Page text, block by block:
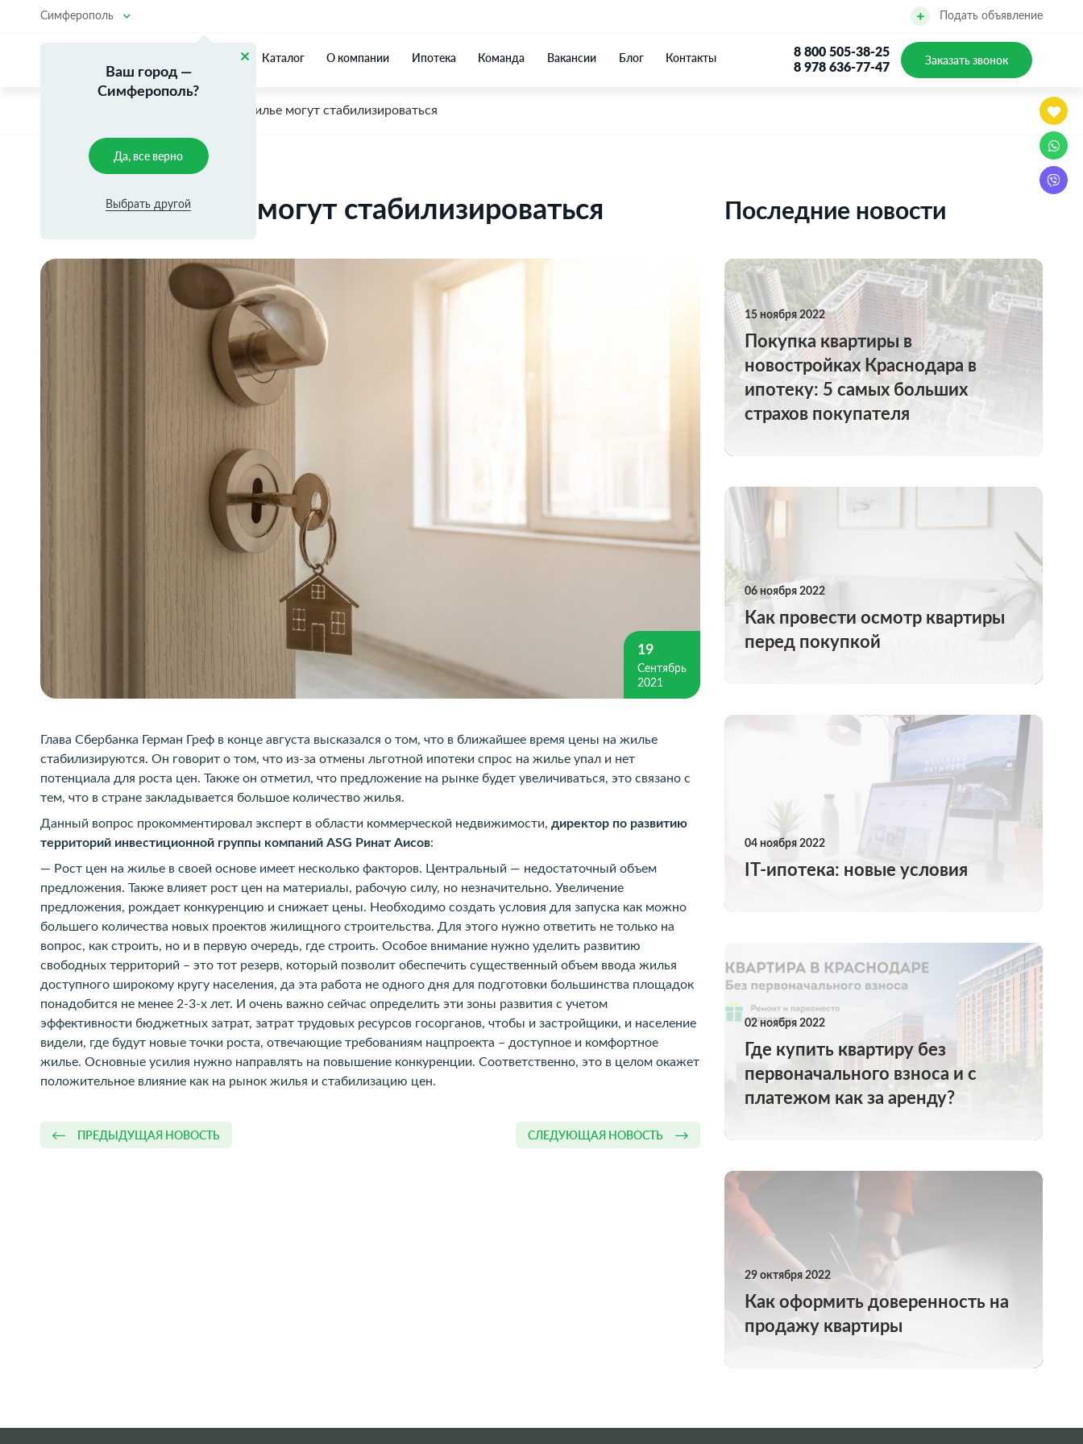
Симферополь
Ваш город —
Симферополь?
Да, все верно
Выбрать другой
Подать объявление
Каталог О компании Ипотека Команда Вакансии Блог Контакты
8 800 505-38-25
8 978 636-77-47
Заказать звонок
Цены на жилье могут стабилизироваться
Цены на жилье могут стабилизироваться
19
Сентябрь
2021
Глава Сбербанка Герман Греф в конце августа высказался о том, что в ближайшее время цены на жилье
стабилизируются. Он говорит о том, что из-за отмены льготной ипотеки спрос на жилье упал и нет
потенциала для роста цен. Также он отметил, что предложение на рынке будет увеличиваться, это связано с
тем, что в стране закладывается большое количество жилья.
Данный вопрос прокомментировал эксперт в области коммерческой недвижимости, директор по развитию
территорий инвестиционной группы компаний ASG Ринат Аисов:
— Рост цен на жилье в своей основе имеет несколько факторов. Центральный — недостаточный объем
предложения. Также влияет рост цен на материалы, рабочую силу, но незначительно. Увеличение
предложения, рождает конкуренцию и снижает цены. Необходимо создать условия для запуска как можно
большего количества новых проектов жилищного строительства. Для этого нужно ответить не только на
вопрос, как строить, но и в первую очередь, где строить. Особое внимание нужно уделить развитию
свободных территорий – это тот резерв, который позволит обеспечить существенный объем ввода жилья
доступного широкому кругу населения, да эта работа не одного дня для подготовки большинства площадок
понадобится не менее 2-3-х лет. И очень важно сейчас определить эти зоны развития с учетом
эффективности бюджетных затрат, затрат трудовых ресурсов госорганов, чтобы и застройщики, и население
видели, где будут новые точки роста, отвечающие требованиям нацпроекта – доступное и комфортное
жилье. Основные усилия нужно направлять на повышение конкуренции. Соответственно, это в целом окажет
положительное влияние как на рынок жилья и стабилизацию цен.
ПРЕДЫДУЩАЯ НОВОСТЬ СЛЕДУЮЩАЯ НОВОСТЬ
Последние новости
15 ноября 2022
Покупка квартиры в
новостройках Краснодара в
ипотеку: 5 самых больших
страхов покупателя
06 ноября 2022
Как провести осмотр квартиры
перед покупкой
04 ноября 2022
IT-ипотека: новые условия
02 ноября 2022
Где купить квартиру без
первоначального взноса и с
платежом как за аренду?
29 октября 2022
Как оформить доверенность на
продажу квартиры